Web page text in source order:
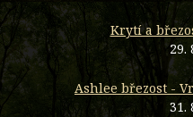
Krytí a
29.
Ashlee březost -
31.